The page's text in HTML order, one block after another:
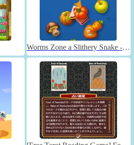
Worms Zone a Slithery Snake - Unblocked